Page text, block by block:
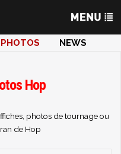
PHOTOS
NEWS
Hop
photos de tournage ou
de Hop